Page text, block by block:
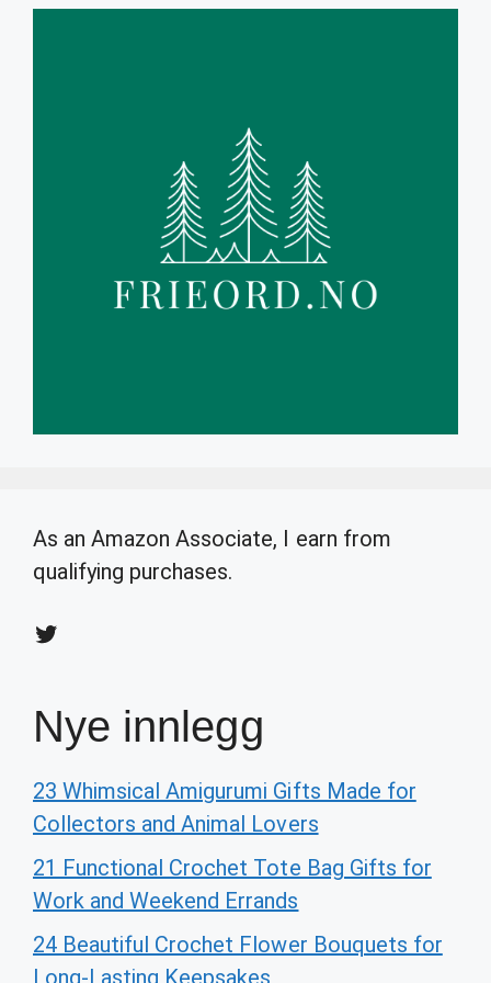
As an Amazon Associate, I earn from
qualifying purchases.
Twitter
Nye innlegg
23 Whimsical Amigurumi Gifts Made for
Collectors and Animal Lovers
21 Functional Crochet Tote Bag Gifts for
Work and Weekend Errands
24 Beautiful Crochet Flower Bouquets for
Long-Lasting Keepsakes